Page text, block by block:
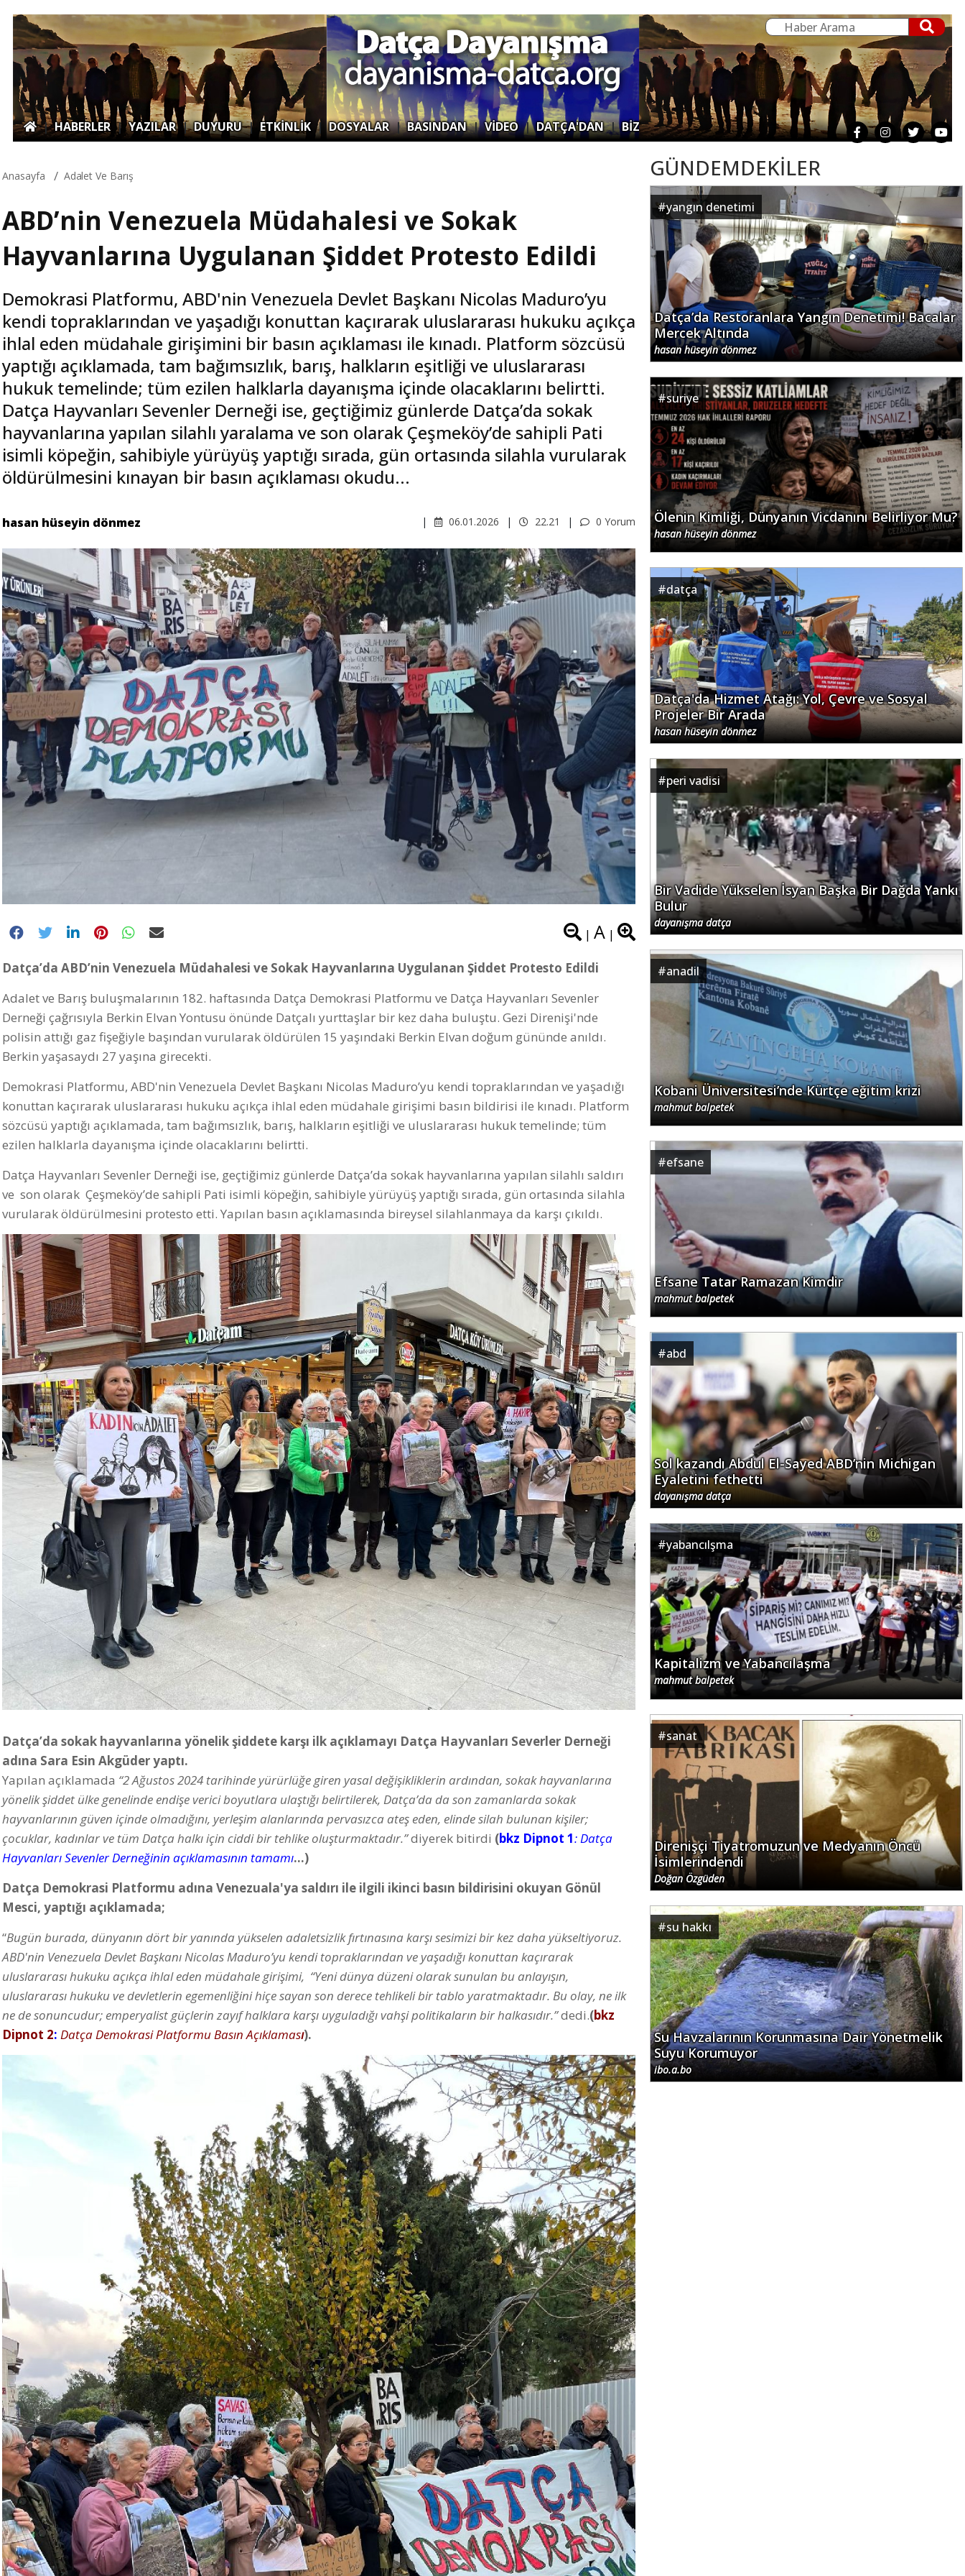
|HABERLER|YAZILAR|DUYURU| ETKİNLİK |DOSYALAR|BASINDAN|VİDEO|DATÇA'DAN|BİZ
Anasayfa Adalet Ve Barış
ABD’nin Venezuela Müdahalesi ve Sokak
Hayvanlarına Uygulanan Şiddet Protesto Edildi
Demokrasi Platformu, ABD'nin Venezuela Devlet Başkanı Nicolas Maduro’yu
kendi topraklarından ve yaşadığı konuttan kaçırarak uluslararası hukuku açıkça
ihlal eden müdahale girişimini bir basın açıklaması ile kınadı. Platform sözcüsü
yaptığı açıklamada, tam bağımsızlık, barış, halkların eşitliği ve uluslararası
hukuk temelinde; tüm ezilen halklarla dayanışma içinde olacaklarını belirtti.
Datça Hayvanları Sevenler Derneği ise, geçtiğimiz günlerde Datça’da sokak
hayvanlarına yapılan silahlı yaralama ve son olarak Çeşmeköy’de sahipli Pati
isimli köpeğin, sahibiyle yürüyüş yaptığı sırada, gün ortasında silahla vurularak
öldürülmesini kınayan bir basın açıklaması okudu...
hasan hüseyin dönmez 0 Yorum
22.21
06.01.2026
| A |
Datça’da ABD’nin Venezuela Müdahalesi ve Sokak Hayvanlarına Uygulanan Şiddet Protesto Edildi
Adalet ve Barış buluşmalarının 182. haftasında Datça Demokrasi Platformu ve Datça Hayvanları Sevenler
Derneği çağrısıyla Berkin Elvan Yontusu önünde Datçalı yurttaşlar bir kez daha buluştu. Gezi Direnişi'nde
polisin attığı gaz fişeğiyle başından vurularak öldürülen 15 yaşındaki Berkin Elvan doğum gününde anıldı.
Berkin yaşasaydı 27 yaşına girecekti.
Demokrasi Platformu, ABD'nin Venezuela Devlet Başkanı Nicolas Maduro’yu kendi topraklarından ve yaşadığı
konuttan kaçırarak uluslararası hukuku açıkça ihlal eden müdahale girişimi basın bildirisi ile kınadı. Platform
sözcüsü yaptığı açıklamada, tam bağımsızlık, barış, halkların eşitliği ve uluslararası hukuk temelinde; tüm
ezilen halklarla dayanışma içinde olacaklarını belirtti.
Datça Hayvanları Sevenler Derneği ise, geçtiğimiz günlerde Datça’da sokak hayvanlarına yapılan silahlı saldırı
ve son olarak Çeşmeköy’de sahipli Pati isimli köpeğin, sahibiyle yürüyüş yaptığı sırada, gün ortasında silahla
vurularak öldürülmesini protesto etti. Yapılan basın açıklamasında bireysel silahlanmaya da karşı çıkıldı.
Datça’da sokak hayvanlarına yönelik şiddete karşı ilk açıklamayı Datça Hayvanları Severler Derneği
adına Sara Esin Akgüder yaptı.
Yapılan açıklamada “2 Ağustos 2024 tarihinde yürürlüğe giren yasal değişikliklerin ardından, sokak hayvanlarına
yönelik şiddet ülke genelinde endişe verici boyutlara ulaştığı belirtilerek, Datça’da da son zamanlarda sokak
hayvanlarının güven içinde olmadığını, yerleşim alanlarında pervasızca ateş eden, elinde silah bulunan kişiler;
çocuklar, kadınlar ve tüm Datça halkı için ciddi bir tehlike oluşturmaktadır.”diyerek bitirdi (bkz Dipnot 1: Datça
Hayvanları Sevenler Derneğinin açıklamasının tamamı...)
Datça Demokrasi Platformu adına Venezuala'ya saldırı ile ilgili ikinci basın bildirisini okuyan Gönül
Mesci, yaptığı açıklamada;
“Bugün burada, dünyanın dört bir yanında yükselen adaletsizlik fırtınasına karşı sesimizi bir kez daha yükseltiyoruz.
ABD'nin Venezuela Devlet Başkanı Nicolas Maduro’yu kendi topraklarından ve yaşadığı konuttan kaçırarak
uluslararası hukuku açıkça ihlal eden müdahale girişimi, “Yeni dünya düzeni olarak sunulan bu anlayışın,
uluslararası hukuku ve devletlerin egemenliğini hiçe sayan son derece tehlikeli bir tablo yaratmaktadır. Bu olay, ne ilk
ne de sonuncudur; emperyalist güçlerin zayıf halklara karşı uyguladığı vahşi politikaların bir halkasıdır.”dedi.(bkz
Dipnot 2: Datça Demokrasi Platformu Basın Açıklaması).
GÜNDEMDEKİLER
#yangın denetimi
Datça’da Restoranlara Yangın Denetimi! Bacalar
Mercek Altında
hasan hüseyin dönmez
#suriye
Ölenin Kimliği, Dünyanın Vicdanını Belirliyor Mu?
hasan hüseyin dönmez
#datça
Datça'da Hizmet Atağı: Yol, Çevre ve Sosyal
Projeler Bir Arada
hasan hüseyin dönmez
#peri vadisi
Bir Vadide Yükselen İsyan Başka Bir Dağda Yankı
Bulur
dayanışma datça
#anadil
Kobani Üniversitesi’nde Kürtçe eğitim krizi
mahmut balpetek
#efsane
Efsane Tatar Ramazan Kimdir
mahmut balpetek
#abd
Sol kazandı Abdul El-Sayed ABD’nin Michigan
Eyaletini fethetti
dayanışma datça
#yabancılşma
Kapitalizm ve Yabancılaşma
mahmut balpetek
#sanat
Direnişçi Tiyatromuzun ve Medyanın Öncü
İsimlerindendi
Doğan Özgüden
#su hakkı
Su Havzalarının Korunmasına Dair Yönetmelik
Suyu Korumuyor
ibo.a.bo